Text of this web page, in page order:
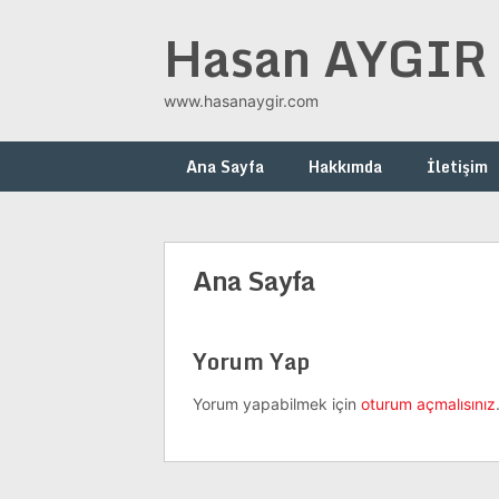
Hasan AYGIR
www.hasanaygir.com
Ana Sayfa Hakkımda İletişim
Ana Sayfa
Yorum Yap
Yorum yapabilmek için oturum açmalısınız.